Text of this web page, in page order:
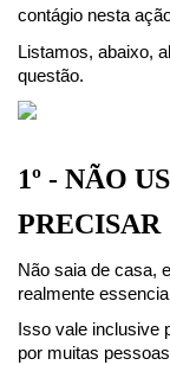
contágio nesta
Listamos, abaixo,
questão.
1º - NÃO
PRECISAR
Não saia de casa,
realmente
Isso vale inclusive
por muitas